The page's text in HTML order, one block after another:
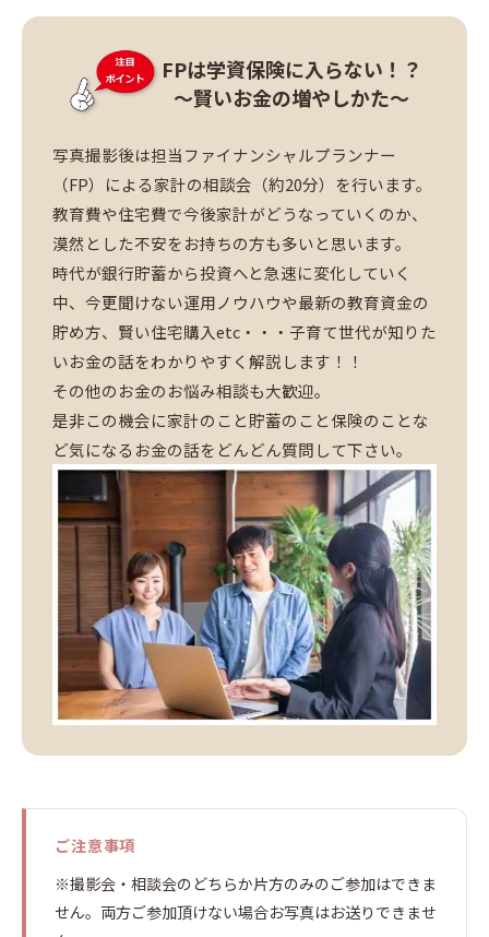
FPは学資保険に入らない！？
～賢いお金の増やしかた～
写真撮影後は担当ファイナンシャルプランナー
（FP）による家計の相談会（約20分）を行います。
教育費や住宅費で今後家計がどうなっていくのか、
漠然とした不安をお持ちの方も多いと思います。
時代が銀行貯蓄から投資へと急速に変化していく
中、今更聞けない運用ノウハウや最新の教育資金の
貯め方、賢い住宅購入etc・・・子育て世代が知りた
いお金の話をわかりやすく解説します！！
その他のお金のお悩み相談も大歓迎。
是非この機会に家計のこと貯蓄のこと保険のことな
ど気になるお金の話をどんどん質問して下さい。
ご注意事項
※撮影会・相談会のどちらか片方のみのご参加はできま
せん。両方ご参加頂けない場合お写真はお送りできませ